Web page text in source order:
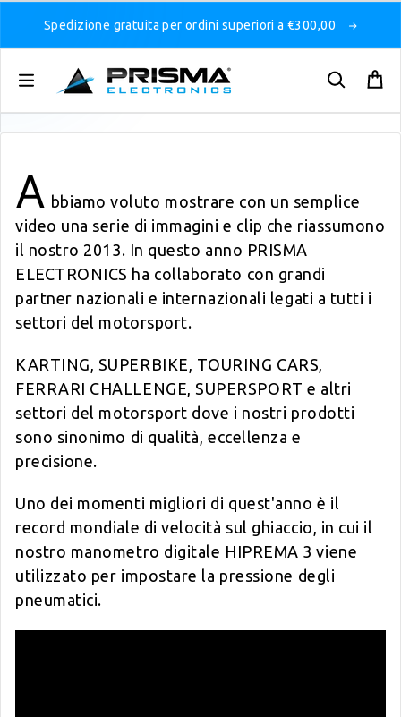
Spedizione gratuita per ordini superiori a €300,00
A bbiamo voluto mostrare con un semplice
video una serie di immagini e clip che riassumono
il nostro 2013. In questo anno PRISMA
ELECTRONICS ha collaborato con grandi
partner nazionali e internazionali legati a tutti i
settori del motorsport.
KARTING, SUPERBIKE, TOURING CARS,
FERRARI CHALLENGE, SUPERSPORT e altri
settori del motorsport dove i nostri prodotti
sono sinonimo di qualità, eccellenza e
precisione.
Uno dei momenti migliori di quest'anno è il
record mondiale di velocità sul ghiaccio, in cui il
nostro manometro digitale HIPREMA 3 viene
utilizzato per impostare la pressione degli
pneumatici.